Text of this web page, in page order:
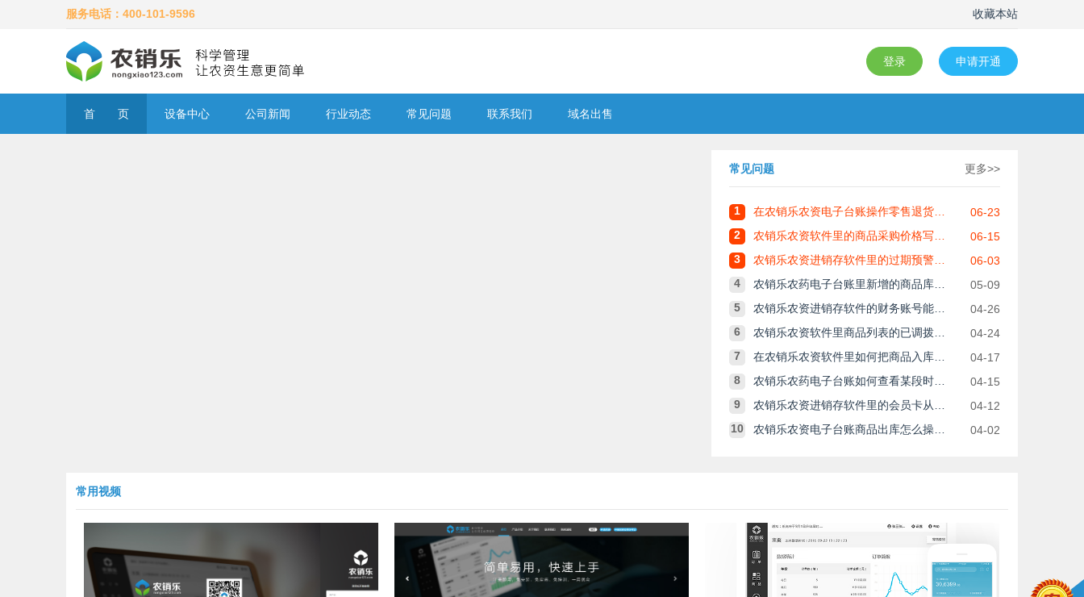
服务电话：400-101-9596 收藏本站
登录 申请开通
首 页 设备中心 公司新闻 行业动态 常见问题 联系我们 域名出售
常见问题 更多>>
1
06-23
2
06-15
3
06-03
4
05-09
5
04-26
6
04-24
7
04-17
8
04-15
9
04-12
10
04-02
常用视频